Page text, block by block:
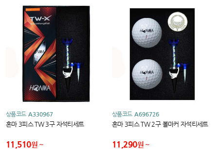
상품코드 A330967
혼마 3피스 TW 3구 자석티세트
11,510원
상품코드 A696726
혼마 3피스 TW 2구 볼마커 자석티세트
11,290원